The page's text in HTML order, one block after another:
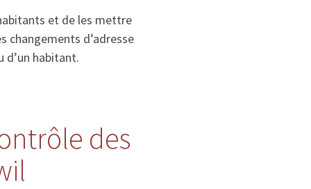
et de les mettre
changements d’adresse
d’un habitant.
des